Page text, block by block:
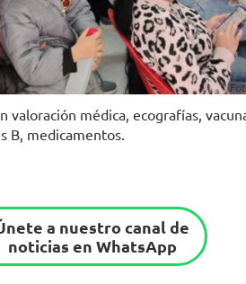
médica, ecografías,
B, medicamentos.
a nuestro canal de
noticias en WhatsApp